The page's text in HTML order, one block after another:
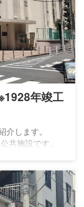
年竣工
します。
共施設です。